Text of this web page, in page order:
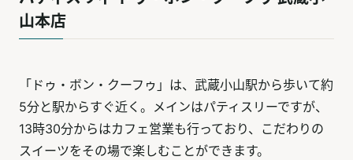
山本店
「ドゥ・ボン・クーフゥ」は、武蔵小山駅から歩いて約
5分と駅からすぐ近く。メインはパティスリーですが、
13時30分からはカフェ営業も行っており、こだわりの
スイーツをその場で楽しむことができます。